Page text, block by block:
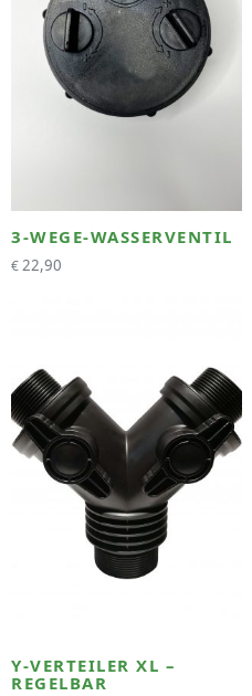
3-WEGE-WASSERVENTIL
€22,90
Y-VERTEILER XL –
REGELBAR